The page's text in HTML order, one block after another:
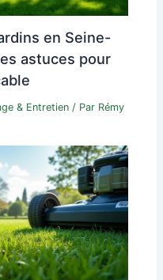
en Seine-
astuces pour
& Entretien / Par Rémy